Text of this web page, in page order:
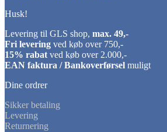
Husk!
Levering til GLS shop, max. 49,-
Fri levering ved køb over 750,-
15% rabat ved køb over 2.000,-
EAN faktura / Bankoverførsel muligt
Dine ordrer
Sikker betaling
Levering
Returnering